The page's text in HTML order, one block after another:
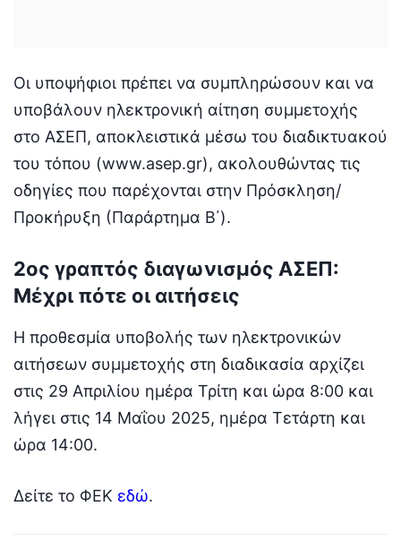
Οι υποψήφιοι πρέπει να συμπληρώσουν και να
υποβάλουν ηλεκτρονική αίτηση συμμετοχής
στο ΑΣΕΠ, αποκλειστικά μέσω του διαδικτυακού
του τόπου (www.asep.gr), ακολουθώντας τις
οδηγίες που παρέχονται στην Πρόσκληση/
Προκήρυξη (Παράρτημα Β΄).
2ος γραπτός διαγωνισμός ΑΣΕΠ:
Μέχρι πότε οι αιτήσεις
Η προθεσμία υποβολής των ηλεκτρονικών
αιτήσεων συμμετοχής στη διαδικασία αρχίζει
στις 29 Απριλίου ημέρα Τρίτη και ώρα 8:00 και
λήγει στις 14 Μαΐου 2025, ημέρα Τετάρτη και
ώρα 14:00.
Δείτε το ΦΕΚ εδώ.